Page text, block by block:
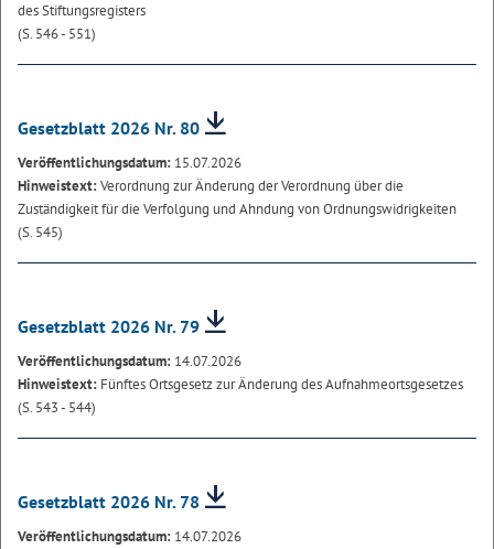
des Stiftungsregisters
(S. 546 - 551)
Gesetzblatt 2026 Nr. 80
Veröffentlichungsdatum: 15.07.2026
Hinweistext:Verordnung zur Änderung der Verordnung über die
Zuständigkeit für die Verfolgung und Ahndung von Ordnungswidrigkeiten
(S. 545)
Gesetzblatt 2026 Nr. 79
Veröffentlichungsdatum: 14.07.2026
Hinweistext: Fünftes Ortsgesetz zur Änderung des Aufnahmeortsgesetzes
(S. 543 - 544)
Gesetzblatt 2026 Nr. 78
Veröffentlichungsdatum: 14.07.2026